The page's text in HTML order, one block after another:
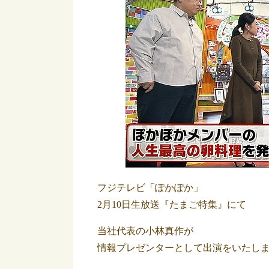
フジテレビ「ぽかぽか」
2月10日生放送『たまご特集』にて
当社代表の小林真作が
情報プレゼンターとして出演をいたし